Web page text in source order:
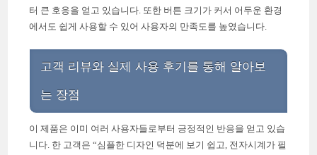
터 큰 호응을 얻고 있습니다. 또한 버튼 크기가 커서 어두운 환경
에서도 쉽게 사용할 수 있어 사용자의 만족도를 높였습니다.
고객 리뷰와 실제 사용 후기를 통해 알아보
는 장점
이 제품은 이미 여러 사용자들로부터 긍정적인 반응을 얻고 있습
니다. 한 고객은 “심플한 디자인 덕분에 보기 쉽고, 전자시계가 필